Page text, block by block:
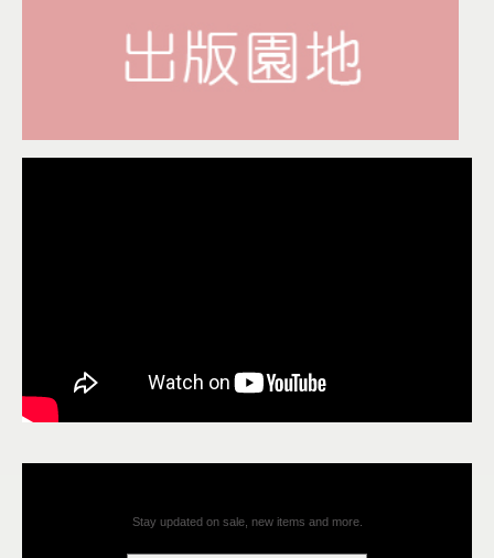
Stay updated on sale, new items and more.